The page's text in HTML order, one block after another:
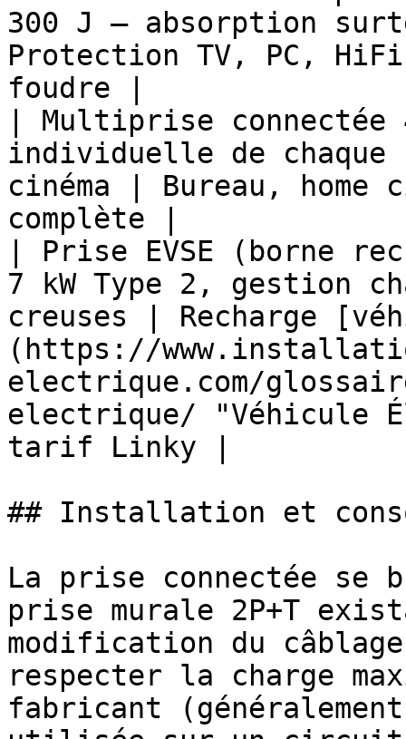
300 J — absorption
Protection TV, PC,
foudre |
| Multiprise connectée
individuelle de chaque
cinéma | Bureau,
complète |
| Prise EVSE (borne
7 kW Type 2, gestion
creuses | Recharge
(https://
electrique.com/
electrique/ "Véhicule
tarif Linky |
## Installation et
La prise connectée se
prise murale 2P+T
modification du
respecter la charge
fabricant